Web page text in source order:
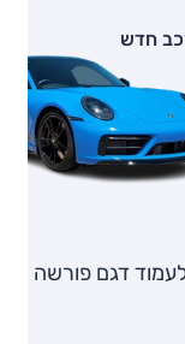
חדש
דגם פורשה 911